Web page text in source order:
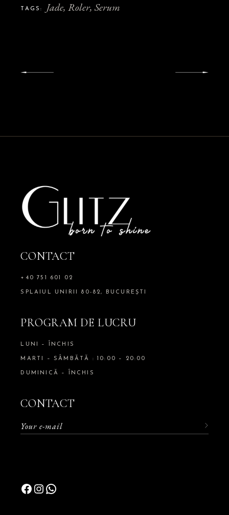
TAGS: Jade Roler Serum
CONTACT
+40 751 601 02
SPLAIUL UNIRII 80-82, BUCUREȘTI
PROGRAM DE LUCRU
LUNI – ÎNCHIS
MARTI – SÂMBĂTĂ : 10:00 – 20:00
DUMINICĂ – ÎNCHIS
CONTACT
Facebook
Instagram
WhatsApp